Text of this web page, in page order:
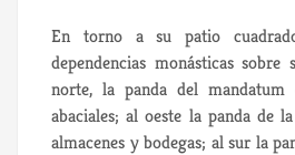
En torno a su patio
dependencias monásticas
norte, la panda del mandatum
abaciales; al oeste la panda de
almacenes y bodegas; al sur la